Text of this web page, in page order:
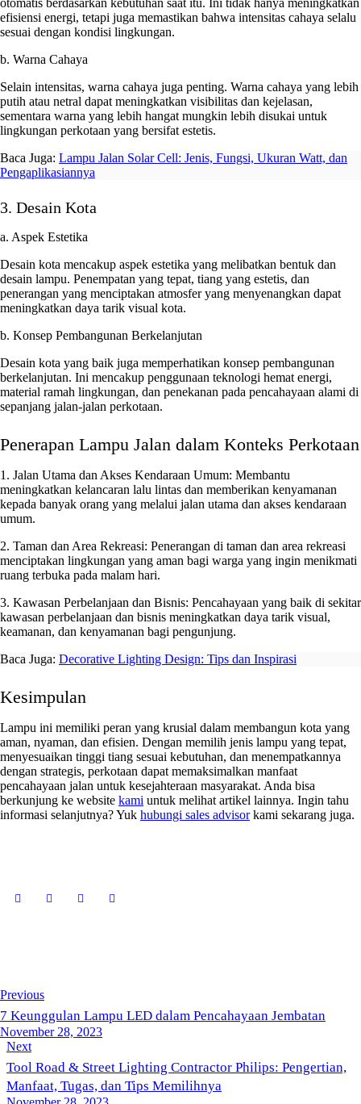
otomatis berdasarkan kebutuhan saat itu. Ini tidak hanya meningkatkan
efisiensi energi, tetapi juga memastikan bahwa intensitas cahaya selalu
sesuai dengan kondisi lingkungan.
b. Warna Cahaya
Selain intensitas, warna cahaya juga penting. Warna cahaya yang lebih
putih atau netral dapat meningkatkan visibilitas dan kejelasan,
sementara warna yang lebih hangat mungkin lebih disukai untuk
lingkungan perkotaan yang bersifat estetis.
Baca Juga: Lampu Jalan Solar Cell: Jenis, Fungsi, Ukuran Watt, dan
Pengaplikasiannya
3. Desain Kota
a. Aspek Estetika
Desain kota mencakup aspek estetika yang melibatkan bentuk dan
desain lampu. Penempatan yang tepat, tiang yang estetis, dan
penerangan yang menciptakan atmosfer yang menyenangkan dapat
meningkatkan daya tarik visual kota.
b. Konsep Pembangunan Berkelanjutan
Desain kota yang baik juga memperhatikan konsep pembangunan
berkelanjutan. Ini mencakup penggunaan teknologi hemat energi,
material ramah lingkungan, dan penekanan pada pencahayaan alami di
sepanjang jalan-jalan perkotaan.
Penerapan Lampu Jalan dalam Konteks Perkotaan
1. Jalan Utama dan Akses Kendaraan Umum: Membantu
meningkatkan kelancaran lalu lintas dan memberikan kenyamanan
kepada banyak orang yang melalui jalan utama dan akses kendaraan
umum.
2. Taman dan Area Rekreasi: Penerangan di taman dan area rekreasi
menciptakan lingkungan yang aman bagi warga yang ingin menikmati
ruang terbuka pada malam hari.
3. Kawasan Perbelanjaan dan Bisnis: Pencahayaan yang baik di sekitar
kawasan perbelanjaan dan bisnis meningkatkan daya tarik visual,
keamanan, dan kenyamanan bagi pengunjung.
Baca Juga: Decorative Lighting Design: Tips dan Inspirasi
Kesimpulan
Lampu ini memiliki peran yang krusial dalam membangun kota yang
aman, nyaman, dan efisien. Dengan memilih jenis lampu yang tepat,
menyesuaikan tinggi tiang sesuai kebutuhan, dan menempatkannya
dengan strategis, perkotaan dapat memaksimalkan manfaat
pencahayaan jalan untuk kesejahteraan masyarakat. Anda bisa
berkunjung ke website kami untuk melihat artikel lainnya. Ingin tahu
informasi selanjutnya? Yuk hubungi sales advisorkami sekarang juga.
Previous
7 Keunggulan Lampu LED dalam Pencahayaan Jembatan
November 28, 2023
Next
Tool Road & Street Lighting Contractor Philips: Pengertian,
Manfaat, Tugas, dan Tips Memilihnya